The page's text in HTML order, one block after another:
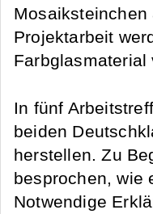
Mosaiksteinchen
Projektarbeit
Farbglasmaterial
In fünf
beiden
herstellen. Zu
besprochen, wie
Notwendige